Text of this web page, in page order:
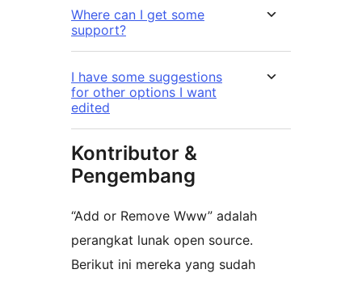
Where can I get some
support?
I have some suggestions
for other options I want
edited
Kontributor &
Pengembang
“Add or Remove Www” adalah
perangkat lunak open source.
Berikut ini mereka yang sudah